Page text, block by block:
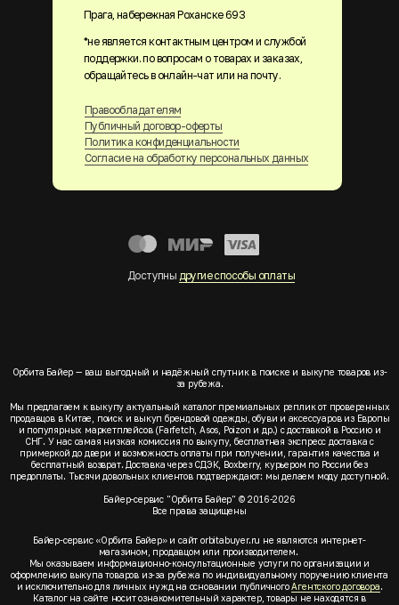
Прага, набережная Роханске 693
Правообладателям
Публичный договор-оферты
Политика конфиденциальности
Согласие на обработку персональных данных
Доступны другие способы оплаты
*не является контактным центром и службой
поддержки. по вопросам о товарах и заказах,
обращайтесь в онлайн-чат или на почту.
Орбита Байер — ваш выгодный и надёжный спутник в поиске и выкупе товаров из-
за рубежа.
Мы предлагаем к выкупу актуальный каталог премиальных реплик от проверенных
продавцов в Китае, поиск и выкуп брендовой одежды, обуви и аксессуаров из Европы
и популярных маркетплейсов (Farfetch, Asos, Poizon и др.) с доставкой в Россию и
СНГ. У нас самая низкая комиссия по выкупу, бесплатная экспресс доставка с
примеркой до двери и возможность оплаты при получении, гарантия качества и
бесплатный возврат. Доставка через СДЭК, Boxberry, курьером по России без
предоплаты. Тысячи довольных клиентов подтверждают: мы делаем моду доступной.
Байер-сервис "Орбита Байер" © 2016-2026
Все права защищены
Байер-сервис «Орбита Байер» и сайт orbitabuyer.ru не являются интернет-
магазином, продавцом или производителем.
Мы оказываем информационно-консультационные услуги по организации и
оформлению выкупа товаров из-за рубежа по индивидуальному поручению клиента
и исключительно для личных нужд на основании публичногоАгентского договора.
Каталог на сайте носит ознакомительный характер, товары не находятся в